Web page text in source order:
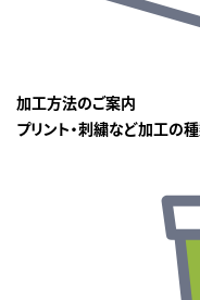
加工方法のご案内
プリント・刺繍など加工の